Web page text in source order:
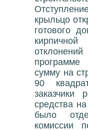
крыльцо
готового
сумму на
90
заказчики
средства
было
комиссии